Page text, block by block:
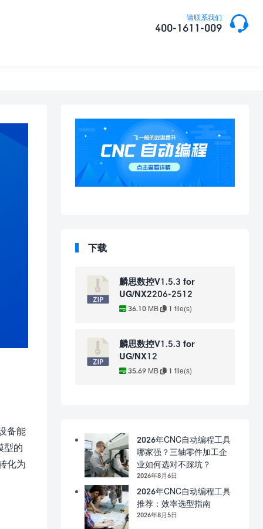
请联系我们
400-1611-009 
备能
型的
化为
下载
麟思数控V1.5.3 for
UG/NX2206-2512
36.10 MB 1 file(s)
麟思数控V1.5.3 for
UG/NX12
35.69 MB 1 file(s)
2026年CNC自动编程工具
哪家强？三轴零件加工企
业如何选对不踩坑？
2026年8月6日
2026年CNC自动编程工具
推荐：效率选型指南
2026年8月5日